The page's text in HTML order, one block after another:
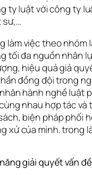
ty luật với công ty
sư,…
làm việc theo nhóm
tối đa nguồn nhân
hiệu quả giả
đồng đội trong
hành nghề luật
cùng nhau hợp tác và
biện pháp phối
xử của mình. trong
giải quyết vấn đề